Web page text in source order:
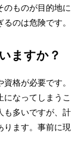
のものが目的地に
のは危険です。
ますか？
格が必要です。
なってしまうこ
も多いですが、計
ります。事前に現